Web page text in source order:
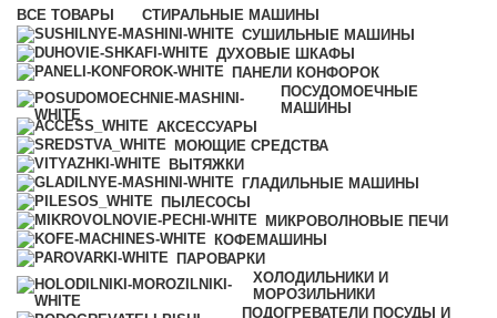
ВСЕ ТОВАРЫ
СТИРАЛЬНЫЕ МАШИНЫ
СУШИЛЬНЫЕ МАШИНЫ
ДУХОВЫЕ ШКАФЫ
ПАНЕЛИ КОНФОРОК
ПОСУДОМОЕЧНЫЕ
МАШИНЫ
АКСЕССУАРЫ
МОЮЩИЕ СРЕДСТВА
ВЫТЯЖКИ
ГЛАДИЛЬНЫЕ МАШИНЫ
ПЫЛЕСОСЫ
МИКРОВОЛНОВЫЕ ПЕЧИ
КОФЕМАШИНЫ
ПАРОВАРКИ
ХОЛОДИЛЬНИКИ И
МОРОЗИЛЬНИКИ
ПОДОГРЕВАТЕЛИ ПОСУДЫ И